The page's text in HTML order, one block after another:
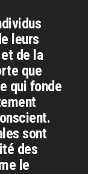
leurs
de la
que
qui fonde
sont
des
le